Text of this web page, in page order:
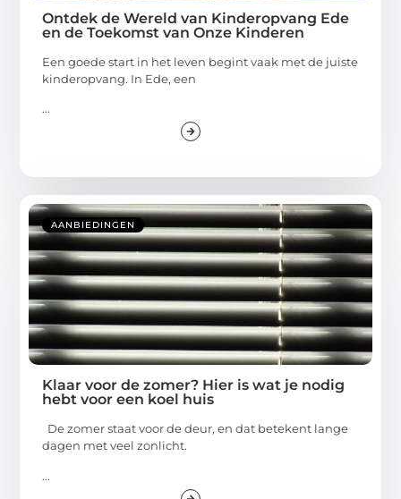
Ontdek de Wereld van Kinderopvang Ede
en de Toekomst van Onze Kinderen
Een goede start in het leven begint vaak met de juiste
kinderopvang. In Ede, een
...
AANBIEDINGEN
Klaar voor de zomer? Hier is wat je nodig
hebt voor een koel huis
De zomer staat voor de deur, en dat betekent lange
dagen met veel zonlicht.
...